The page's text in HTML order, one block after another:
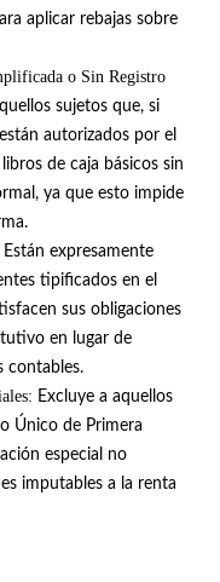
aplicar rebajas sobre
o Sin Registro
sujetos que, si
autorizados por el
de caja básicos sin
ya que esto impide
.
Están expresamente
tipificados en el
sus obligaciones
en lugar de
contables.
Excluye a aquellos
Único de Primera
especial no
imputables a la renta